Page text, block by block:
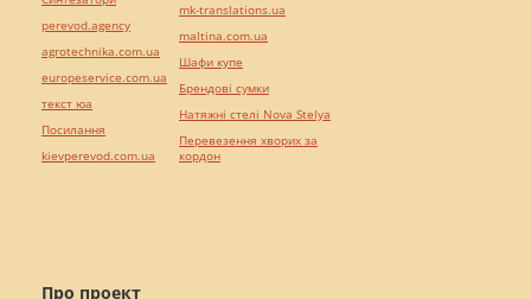
Про проект
perevod.agency
agrotechnika.com.ua
europeservice.com.ua
текст юа
Посилання
kievperevod.com.ua
mk-translations.ua
maltina.com.ua
Шафи купе
Брендові сумки
Натяжні стелі Nova Stelya
Перевезення хворих за
кордон